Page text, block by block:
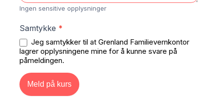
Ingen sensitive opplysninger
Samtykke *
lagrer opplysningene mine for å kunne svare på
påmeldingen.
Meld på kurs